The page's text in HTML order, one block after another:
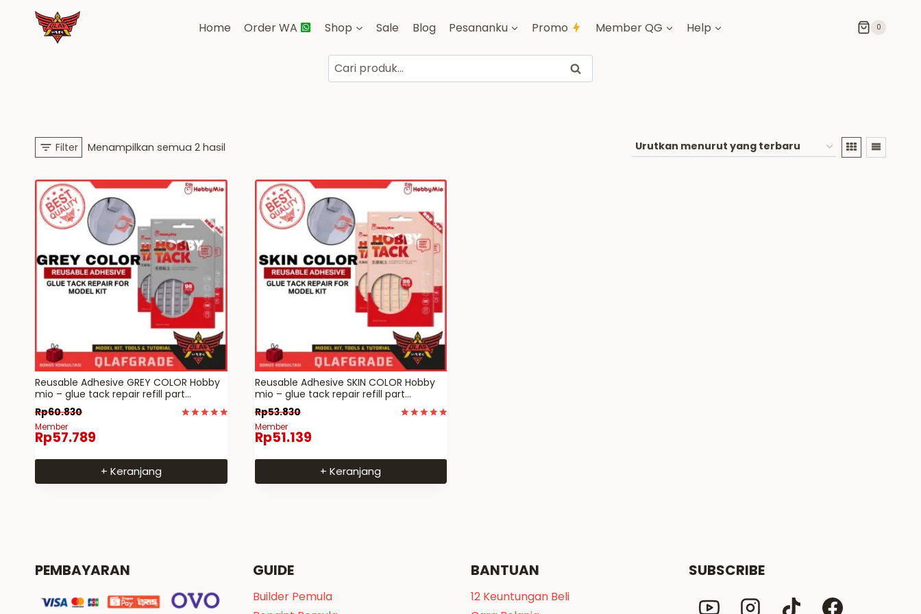
Home Order WA Shop Sale Blog Pesananku Promo Member QG Help 0
Pencarian
untuk:
Cari
Filter Menampilkan semua 2 hasil
terbaru
Reusable Adhesive GREY COLOR Hobby
mio – glue tack repair refill part
gundam figure craft
Rp60.830
Member
Rp57.789
+ Keranjang
Reusable Adhesive SKIN COLOR Hobby
mio – glue tack repair refill part
gundam figure craft
Rp53.830
Member
Rp51.139
+ Keranjang
PEMBAYARAN GUIDE
Builder Pemula
BANTUAN
12 Keuntungan Beli
SUBSCRIBE